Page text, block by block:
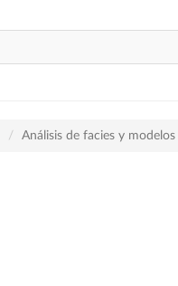
Análisis de facies y